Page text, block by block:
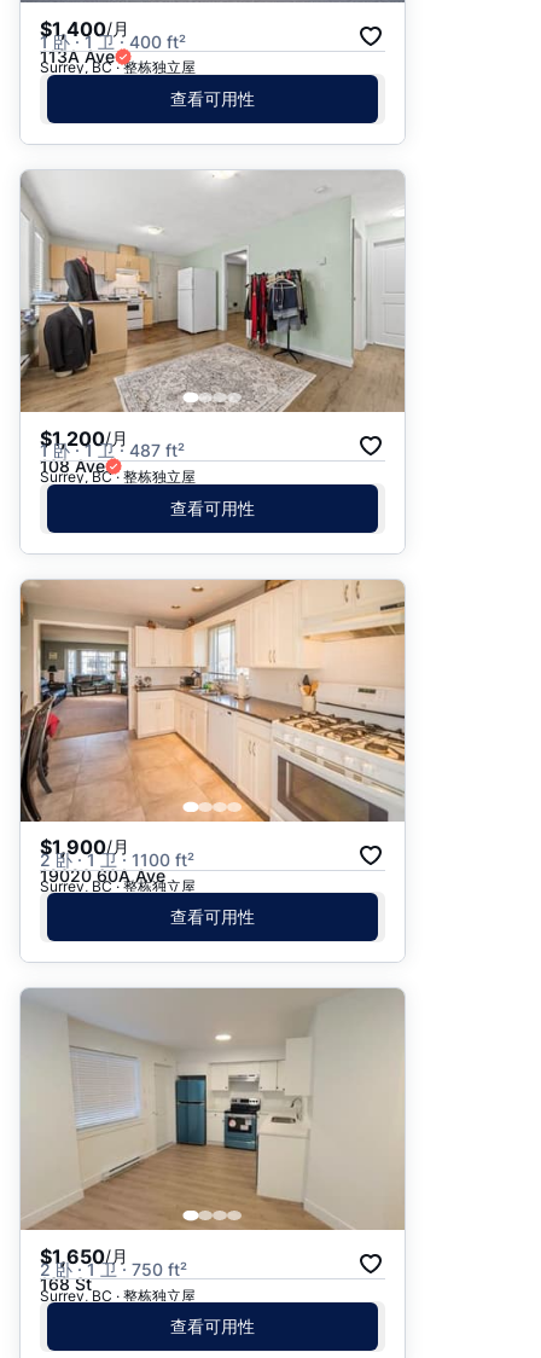
$1,400/月
1 卧 · 1 卫 · 400 ft²
113A Ave
Surrey, BC · 整栋独立屋
查看可用性
$1,200/月
1 卧 · 1 卫 · 487 ft²
108 Ave
Surrey, BC · 整栋独立屋
查看可用性
$1,900/月
2 卧 · 1 卫 · 1100 ft²
19020 60A Ave
Surrey, BC · 整栋独立屋
查看可用性
$1,650/月
2 卧 · 1 卫 · 750 ft²
168 St
Surrey, BC · 整栋独立屋
查看可用性